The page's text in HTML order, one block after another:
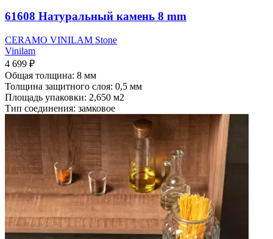
61608 Натуральный камень 8 mm
CERAMO VINILAM Stone
Vinilam
4 699 ₽
Общая толщина: 8 мм
Толщина защитного слоя: 0,5 мм
Площадь упаковки: 2,650 м2
Тип соединения: замковое